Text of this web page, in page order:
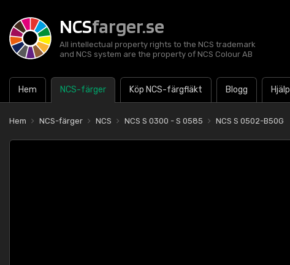
NCSfarger.se
All intellectual property rights to the NCS trademark
and NCS system are the property of NCS Colour AB
Hem NCS-färger Köp NCS-färgfläkt Blogg Hjälp
Hem NCS-färger NCS NCS S 0300 - S 0585 NCS S 0502-B50G